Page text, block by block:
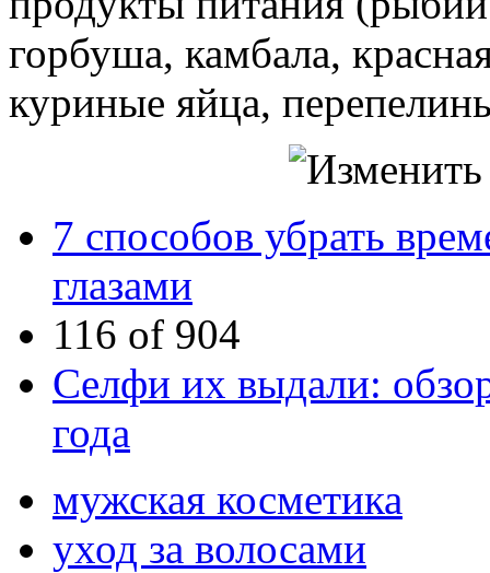
горбуша, камбала,
куриные яйца,
7 способов убрать
глазами
116 of 904
Селфи их выдали:
года
мужская косметика
уход за волосами